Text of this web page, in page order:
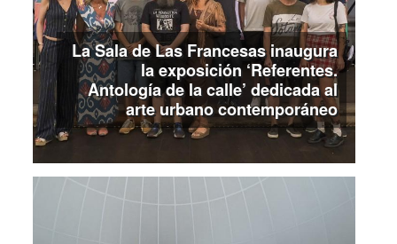
La Sala de Las Francesas inaugura
la exposición ‘Referentes.
Antología de la calle’ dedicada al
arte urbano contemporáneo